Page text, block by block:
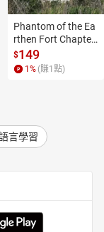
with unique taste
everyone loves is
Mix of Salty
combination.
can put them
with
the February
a good mood.
Phantom of the Ea
rthen Fort Chapter
4【有聲書】
$149
1 % (賺1 點)
言學習